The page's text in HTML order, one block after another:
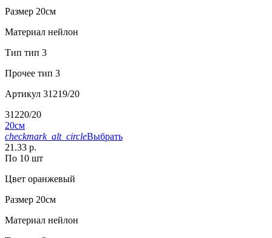
Размер 20см
Материал нейлон
Тип тип 3
Прочее тип 3
Артикул 31219/20
31220/20
20см
checkmark_alt_circleВыбрать
21.33 р.
По 10 шт
Цвет оранжевый
Размер 20см
Материал нейлон